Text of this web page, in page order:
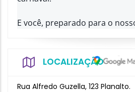
E você, preparado para o
LOCALIZAÇÃO
Rua Alfredo Guzella, 123 Planalto.